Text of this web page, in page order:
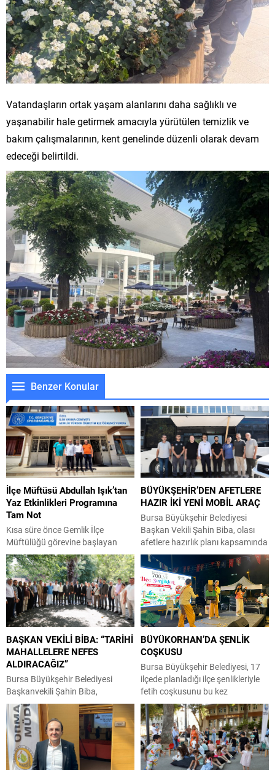
Vatandaşların ortak yaşam alanlarını daha sağlıklı ve
yaşanabilir hale getirmek amacıyla yürütülen temizlik ve
bakım çalışmalarının, kent genelinde düzenli olarak devam
edeceği belirtildi.
Benzer Konular
İlçe Müftüsü Abdullah Işık’tan
Yaz Etkinlikleri Programına
Tam Not
Kısa süre önce Gemlik İlçe
Müftülüğü görevine başlayan
Abdullah Işık, ilçedeki ilk
ziyaretlerinden birini İlim Yayma
Cemiyeti Gemlik Şubesi
Yükseköğretim Kız Öğrenci
Yurdu’na gerçekleştirdi. Şube
Başkanı Zekeriya Çakır ve
yönetim kurulu üyeleri tarafından
karşılanan Müftü Işık, yurt
binasında incelemelerde
bulunarak cemiyetin çalışmaları,
eğitim faaliyetleri ve Gemlik İlçe
Müftülüğü ile iş...
BÜYÜKŞEHİR’DEN AFETLERE
HAZIR İKİ YENİ MOBİL ARAÇ
Bursa Büyükşehir Belediyesi
Başkan Vekili Şahin Biba, olası
afetlere hazırlık planı kapsamında
Büyükşehir ekiplerince tasarlanan
ve imalatı gerçekleştirilen ‘mobil
ikram’ ve ‘mobil şarj istasyonu’
araçlarının yapım çalışmalarını
inceledi. Büyükşehir Belediyesi
Afet İşleri Dairesi Başkanlığı
tarafından, olası afetler sonrası
vatandaşların temel ihtiyaçlarını
karşılamak amacıyla
projelendirilen ‘mobil ikram’ ve
‘mobil şarj istasyonu’...
BAŞKAN VEKİLİ BİBA: “TARİHİ
MAHALLELERE NEFES
ALDIRACAĞIZ”
Bursa Büyükşehir Belediyesi
Başkanvekili Şahin Biba,
Osmangazi ilçesine bağlı 15
mahallenin muhtarları ve
sakinleriyle bir araya geldiği
toplantıda ‘Bursa’nın kalbi’ olarak
nitelendirdiği tarihi bölgelere
nefes aldıracak projeler
BÜYÜKORHAN’DA ŞENLİK
COŞKUSU
Bursa Büyükşehir Belediyesi, 17
ilçede planladığı ilçe şenlikleriyle
fetih coşkusunu bu kez
Büyükorhan’a taşıdı. Büyükşehir
Belediyesi Kültür, Sanat ve Sosyal
İşler Dairesi Başkanlığı
koordinasyonunda ‘Bursa’nın
Fethinin 700’üncü Yıl Dönümü’
dolayısıyla planlanan etkinlikler